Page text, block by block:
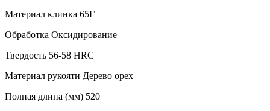
Материал клинка 65Г
Обработка Оксидирование
Твердость 56-58 HRC
Материал рукояти Дерево орех
Полная длина (мм) 520